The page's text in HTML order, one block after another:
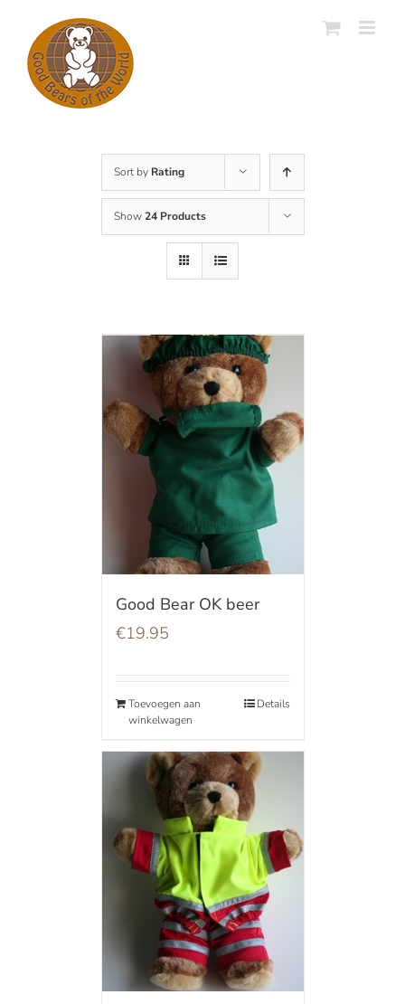
content
Sort by Rating
Show24 Products
Good Bear OK beer
€19.95
Toevoegen aan
winkelwagen
Details